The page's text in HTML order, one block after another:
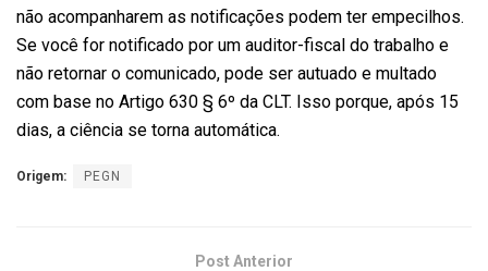
não acompanharem as notificações podem ter empecilhos.
Se você for notificado por um auditor-fiscal do trabalho e
não retornar o comunicado, pode ser autuado e multado
com base no Artigo 630 § 6º da CLT. Isso porque, após 15
dias, a ciência se torna automática.
Origem: PEGN
Post Anterior